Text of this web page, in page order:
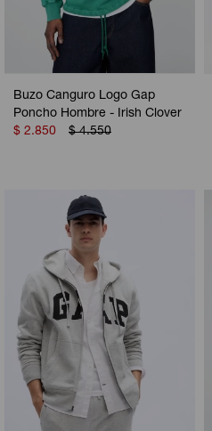
Buzo Canguro Logo Gap
Poncho Hombre - Irish Clover
$ 2.850 $ 4.550